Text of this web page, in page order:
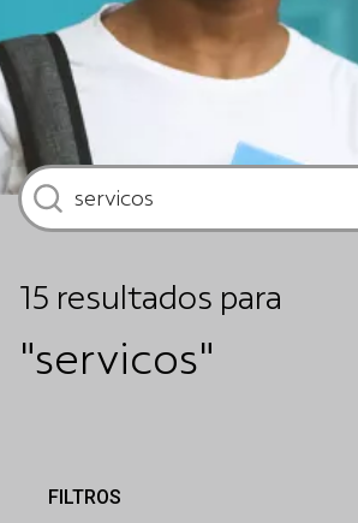
15 resultados para
"servicos"
FILTROS